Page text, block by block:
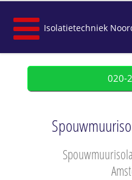
Isolatietechniek
020-